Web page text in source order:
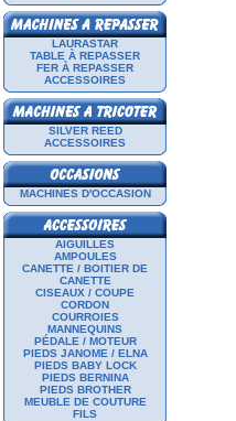
LAURASTAR
TABLE À REPASSER
FER À REPASSER
ACCESSOIRES
SILVER REED
ACCESSOIRES
MACHINES D'OCCASION
AIGUILLES
AMPOULES
CANETTE / BOITIER DE
CANETTE
CISEAUX / COUPE
CORDON
COURROIES
MANNEQUINS
PÉDALE / MOTEUR
PIEDS JANOME / ELNA
PIEDS BABY LOCK
PIEDS BERNINA
PIEDS BROTHER
MEUBLE DE COUTURE
FILS